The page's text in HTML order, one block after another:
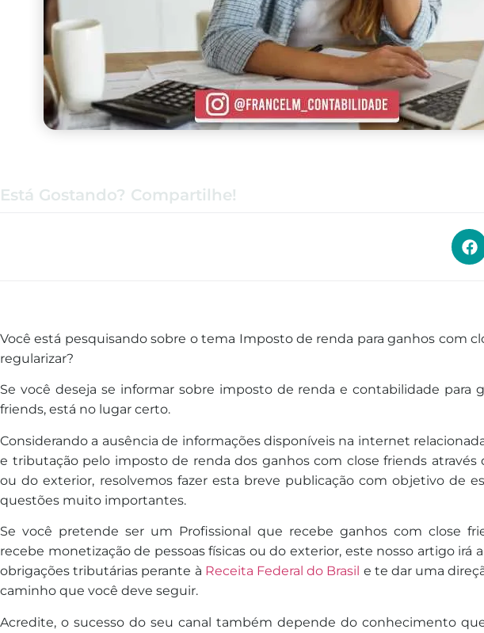
Está Gostando? Compartilhe!
Você está pesquisando sobre o tema Imposto de renda para ganhos com
regularizar?
Se você deseja se informar sobre imposto de renda e contabilidade para
friends, está no lugar certo.
Considerando a ausênciade informações disponíveis na internet
e tributação pelo imposto de renda dos ganhos com close friends através
ou do exterior, resolvemos fazer esta breve publicação com objetivo de
questões muito importantes.
Se você pretende ser um Profissional que recebe ganhos com close
recebe monetização de pessoas físicas ou do exterior, este nosso artigo irá
obrigações tributárias perante à Receita Federal do Brasil e te dar uma
caminho que você deve seguir.
Acredite, o sucesso do seu canal também depende do conhecimento